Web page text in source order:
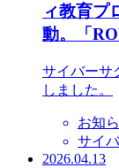
ィ教育プ
動。「
サイバーサ
しました。
お知
サイ
2026.04.13